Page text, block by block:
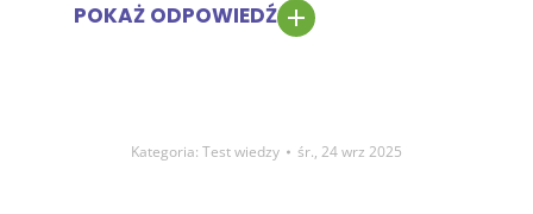
POKAŻ ODPOWIEDŹ
Kategoria: Test wiedzy śr., 24 wrz 2025